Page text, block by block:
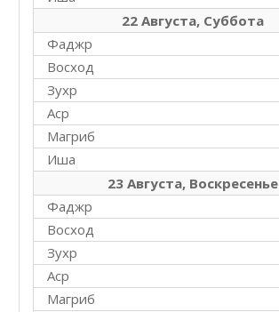
22 Августа, Суббота
Фаджр
Восход
Зухр
Аср
Магриб
Иша
23 Августа, Воскресенье
Фаджр
Восход
Зухр
Аср
Магриб